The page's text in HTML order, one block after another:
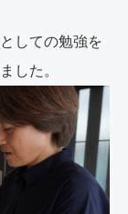
しての勉強を
した。